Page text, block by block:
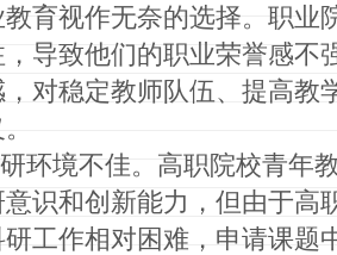
教育视作无奈的选择。职业
，导致他们的职业荣誉感不
，对稳定教师队伍、提高教
环境不佳。高职院校青年
意识和创新能力，但由于高
研工作相对困难，申请课题